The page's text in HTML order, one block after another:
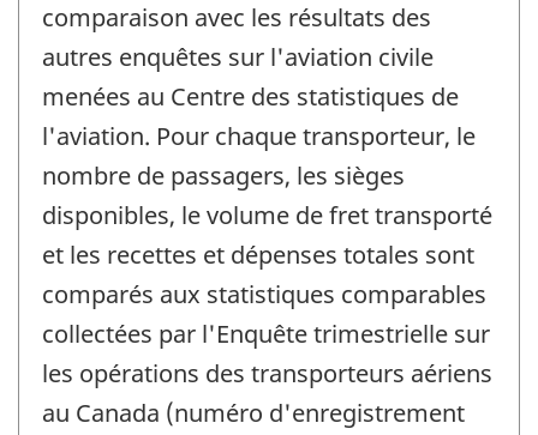
comparaison avec les résultats des
autres enquêtes sur l'aviation civile
menées au Centre des statistiques de
l'aviation. Pour chaque transporteur, le
nombre de passagers, les sièges
disponibles, le volume de fret transporté
et les recettes et dépenses totales sont
comparés aux statistiques comparables
collectées par l'Enquête trimestrielle sur
les opérations des transporteurs aériens
au Canada (numéro d'enregistrement